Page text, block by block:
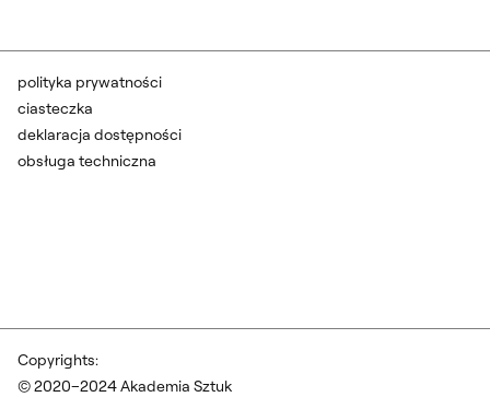
Copyrights:
© 2020–2024 Akademia Sztuk
polityka prywatności
ciasteczka
deklaracja dostępności
obsługa techniczna